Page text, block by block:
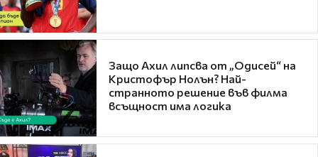
Защо Ахил липсва от „Одисей“ на
Кристофър Нолън? Най-
странното решение във филма
всъщност има логика